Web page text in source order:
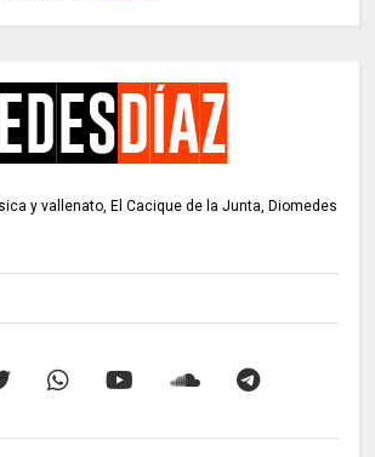
y vallenato, El Cacique de la Junta, Diomedes